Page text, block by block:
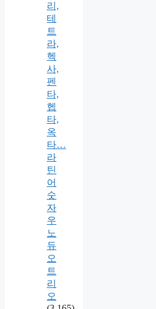
리,
테
트
라,
헥
사,
펜
타,
헵
타,
옥
타…
라
틴
어
숫
자
우
노
듀
오
트
리
오